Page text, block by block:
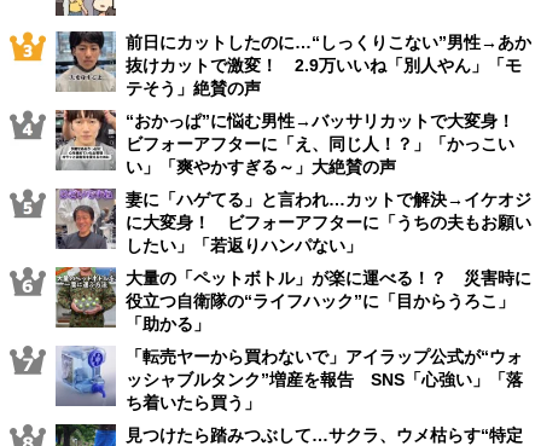
前日にカットしたのに…“しっくりこない”男性→あか
抜けカットで激変！ 2.9万いいね「別人やん」「モ
テそう」絶賛の声
“おかっぱ”に悩む男性→バッサリカットで大変身！
ビフォーアフターに「え、同じ人！？」「かっこい
い」「爽やかすぎる～」大絶賛の声
妻に「ハゲてる」と言われ…カットで解決→イケオジ
に大変身！ ビフォーアフターに「うちの夫もお願い
したい」「若返りハンパない」
大量の「ペットボトル」が楽に運べる！？ 災害時に
役立つ自衛隊の“ライフハック”に「目からうろこ」
「助かる」
「転売ヤーから買わないで」アイラップ公式が“ウォ
ッシャブルタンク”増産を報告 SNS「心強い」「落
ち着いたら買う」
見つけたら踏みつぶして…サクラ、ウメ枯らす“特定